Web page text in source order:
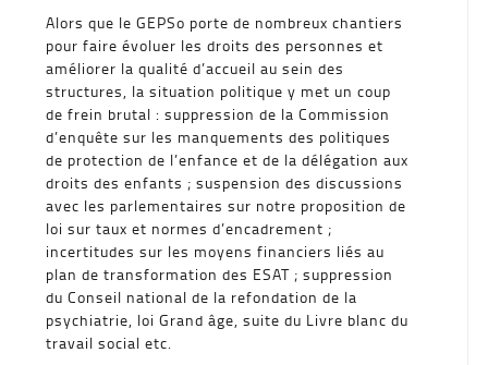
Alors que le GEPSo porte de nombreux chantiers
pour faire évoluer les droits des personnes et
améliorer la qualité d’accueil au sein des
structures, la situation politique y met un coup
de frein brutal : suppression de la Commission
d’enquête sur les manquements des politiques
de protection de l’enfance et de la délégation aux
droits des enfants ; suspension des discussions
avec les parlementaires sur notre proposition de
loi sur taux et normes d’encadrement ;
incertitudes sur les moyens financiers liés au
plan de transformation des ESAT ; suppression
du Conseil national de la refondation de la
psychiatrie, loi Grand âge, suite du Livre blanc du
travail social etc.